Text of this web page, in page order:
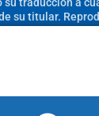
su traducción a
su titular.